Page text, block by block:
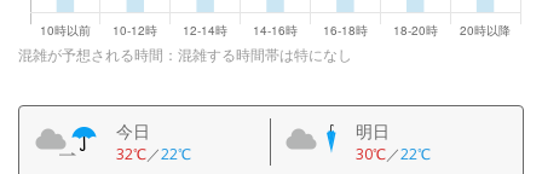
混雑が予想される時間：混雑する時間帯は特になし
今日
32℃／22℃
明日
30℃／22℃